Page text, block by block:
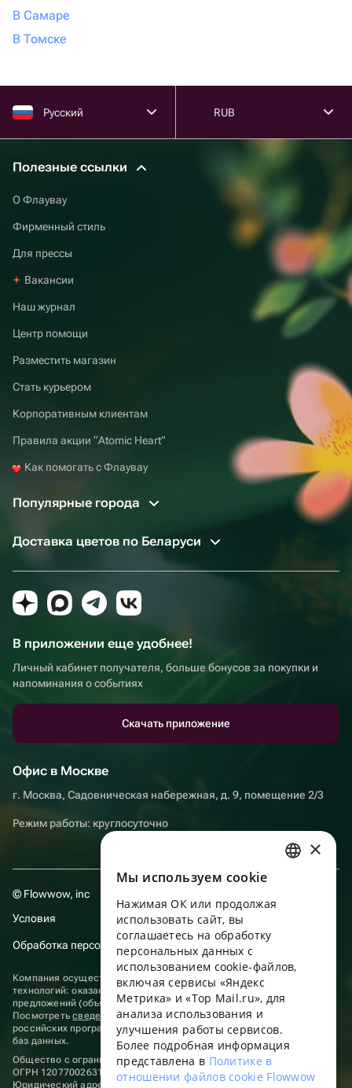
В Самаре
В Томске
Русский RUB
Полезные ссылки
О Флаувау
Фирменный стиль
Для прессы
Вакансии
Наш журнал
Центр помощи
Разместить магазин
Стать курьером
Корпоративным клиентам
Правила акции “Atomic Heart”
Как помогать с Флаувау
Популярные города
Доставка цветов по Беларуси
В приложении еще удобнее!
Личный кабинет получателя, больше бонусов за покупки и
напоминания о событиях
Скачать приложение
Офис в Москве
г. Москва, Садовническая набережная, д. 9, помещение 2/3
Режим работы: круглосуточно
© Flowwow, inc
Условия
Обработка персональных данных
Компания осуществляет деятельность в области информационных
технологий: оказание услуг в сети “Интернет” по размещению
предложений (объявлений) продавцов о реализации товаров.
Посмотретьсведения о программах, включенных в реестр
российских программ для электронных вычислительных машин и
баз данных.
Общество с ограниченной ответственностью «ФЛАУВАУ»
ОГРН 1207700263198, ИНН 9702020445
Юридический адрес: г. Москва, вн.тер. г. Муниципальный округ
ENGLISH
UKRAINIAN
PORTUGUESE
FRENCH
×
Мы используем сookie
Нажимая ОК или продолжая
использовать сайт, вы
соглашаетесь на обработку
персональных данных с
использованием cookie-файлов,
включая сервисы «Яндекс
Метрика» и «Top Mail.ru», для
анализа использования и
улучшения работы сервисов.
Более подробная информация
представлена в Политике в
отношении файлов cookie Flowwow